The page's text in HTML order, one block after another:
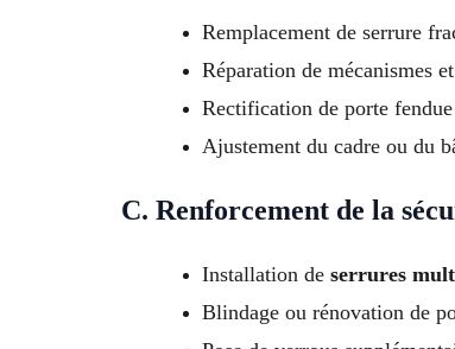
Remplacement de serrure
Réparation de mécanismes
Rectification de porte
Ajustement du cadre ou du
C. Renforcement de la
Installation de serrures
Blindage ou rénovation de